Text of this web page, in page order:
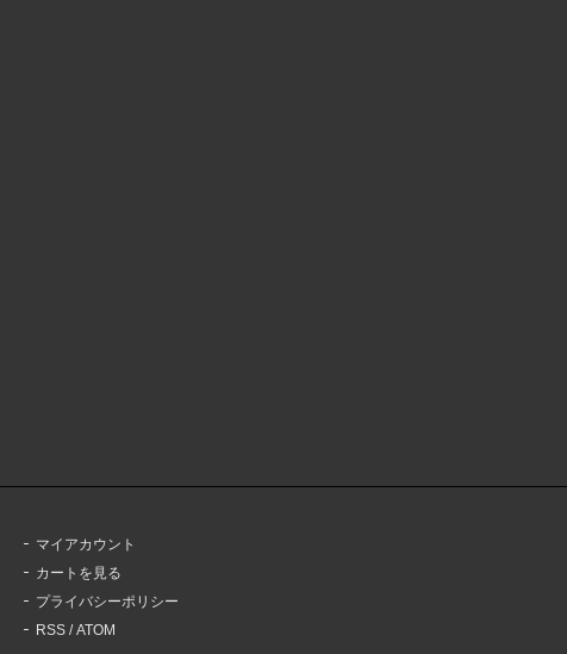
マイアカウント
カートを見る
プライバシーポリシー
RSS /ATOM